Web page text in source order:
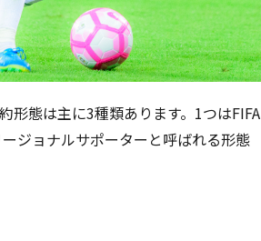
形態は主に3種類あります。1つはFIFA
ジョナルサポーターと呼ばれる形態